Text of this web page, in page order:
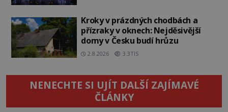
Kroky v prázdných chodbách a
přízraky v oknech: Nejděsivější
domy v Česku budí hrůzu
2.8.2026 3.3TIS
NENECHTE SI UJÍT DALŠÍ ZAJÍMAVÉ
ČLÁNKY